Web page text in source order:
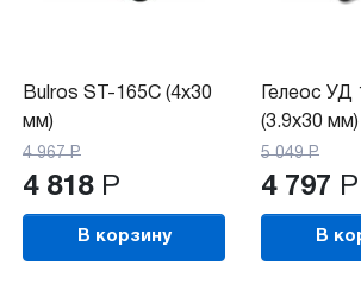
Bulros ST-165C (4х30
мм)
4 967 Р
4 818 Р
В корзину
Гелеос УД
(3.9х30 мм)
5 049 Р
4 797 Р
В